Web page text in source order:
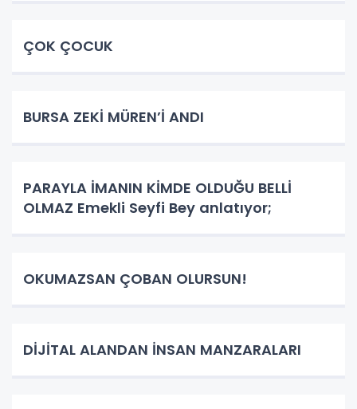
ÇOK ÇOCUK
BURSA ZEKİ MÜREN’İ ANDI
PARAYLA İMANIN KİMDE OLDUĞU BELLİ
OLMAZ Emekli Seyfi Bey anlatıyor;
OKUMAZSAN ÇOBAN OLURSUN!
DİJİTAL ALANDAN İNSAN MANZARALARI